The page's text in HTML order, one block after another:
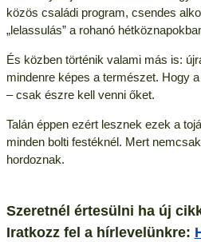
közös családi program, csendes
„lelassulás” a rohanó
És közben történik valami más is:
mindenre képes a természet. Hogy
– csak észre kell venni őket.
Talán éppen ezért lesznek ezek a
minden bolti festéknél. Mert
hordoznak.
Szeretnél értesülni ha új
Iratkozz fel a hírlevelünkre: